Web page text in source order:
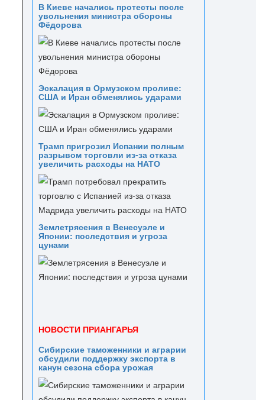
В Киеве начались протесты после
увольнения министра обороны
Фёдорова
Эскалация в Ормузском проливе:
США и Иран обменялись ударами
Трамп пригрозил Испании полным
разрывом торговли из‑за отказа
увеличить расходы на НАТО
Землетрясения в Венесуэле и
Японии: последствия и угроза
цунами
НОВОСТИ ПРИАНГАРЬЯ
Сибирские таможенники и аграрии
обсудили поддержку экспорта в
канун сезона сбора урожая